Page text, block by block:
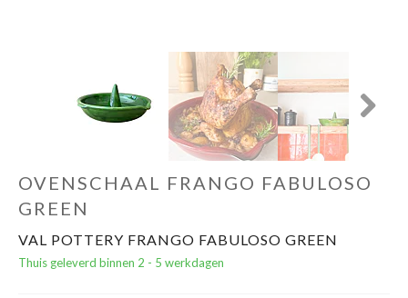
Cadeaubon
OVENSCHAAL FRANGO FABULOSO
GREEN
VAL POTTERY FRANGO FABULOSO GREEN
Thuis geleverd binnen 2 - 5 werkdagen